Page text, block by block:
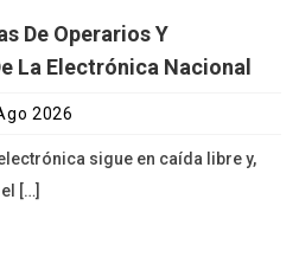
De Operarios Y
La Electrónica Nacional
2026
sigue en caída libre y,
[…]